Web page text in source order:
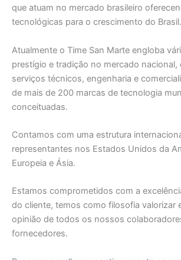
que atuam no mercado brasileiro
tecnológicas para o crescimento do Brasil.
Atualmente o Time San Marte engloba
prestígio e tradição no mercado nacional,
serviços técnicos, engenharia e
de mais de 200 marcas de tecnologia
conceituadas.
Contamos com uma estrutura
representantes nos Estados Unidos da
Europeia e Ásia.
Estamos comprometidos com a
do cliente, temos como filosofia valorizar
opinião de todos os nossos
fornecedores.